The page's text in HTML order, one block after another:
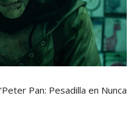
Pan: Pesadilla en Nunca